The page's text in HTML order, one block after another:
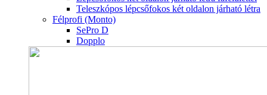
Teleszkópos lépcsőfokos két oldalon járható létra
Félprofi (Monto)
SePro D
Dopplo